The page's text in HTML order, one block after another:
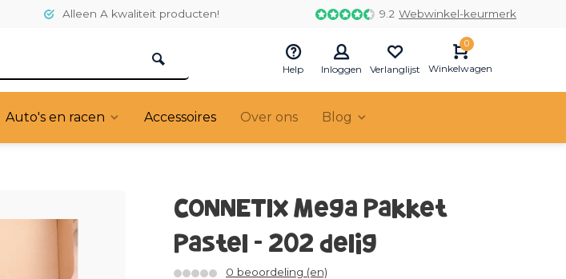
Alleen A kwaliteit producten! 9.2 Webwinkel-keurmerk
Help Inloggen Verlanglijst
0
Winkelwagen
Auto's en racen Accessoires Over ons Blog
CONNETIX Mega Pakket
Pastel - 202 delig
0 beoordeling (en)